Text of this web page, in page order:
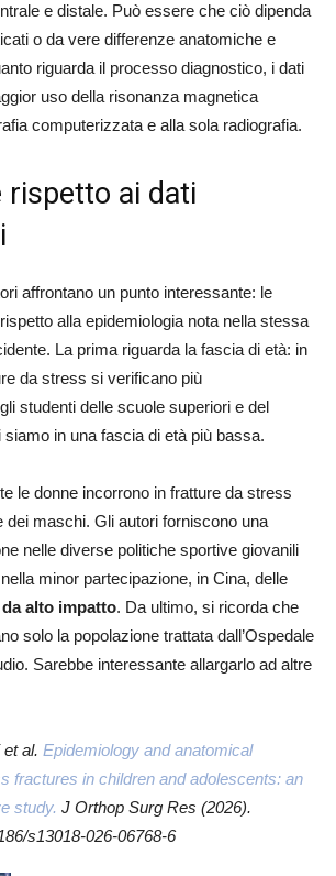
e distale. Può essere che ciò dipenda
o da vere differenze anatomiche e
riguarda il processo diagnostico, i dati
uso della risonanza magnetica
computerizzata e alla sola radiografia.
rispetto ai dati
affrontano un punto interessante: le
alla epidemiologia nota nella stessa
La prima riguarda la fascia di età: in
da stress si verificano più
studenti delle scuole superiori e del
in una fascia di età più bassa.
le donne incorrono in fratture da stress
dei maschi. Gli autori forniscono una
nelle diverse politiche sportive giovanili
minor partecipazione, in Cina, delle
alto impatto. Da ultimo, si ricorda che
solo la popolazione trattata dall’Ospedale
Sarebbe interessante allargarlo ad altre
al. Epidemiology and anatomical
fractures in children and adolescents: an
study. J Orthop Surg Res (2026).
s13018-026-06768-6